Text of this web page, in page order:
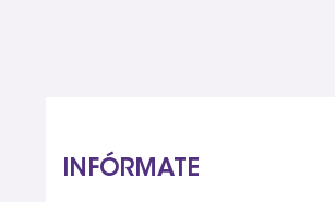
INFÓRMATE